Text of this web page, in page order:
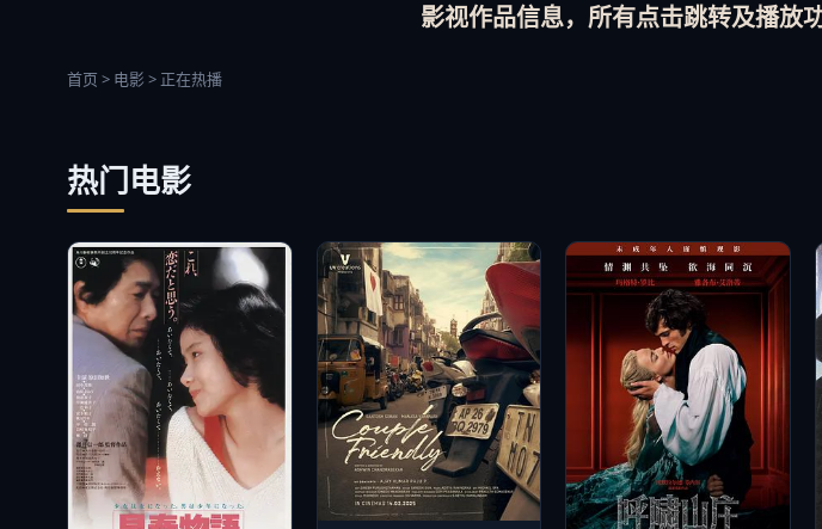
影视作品信息，所有点击跳转及播放
首页 > 电影 > 正在热播
热门电影